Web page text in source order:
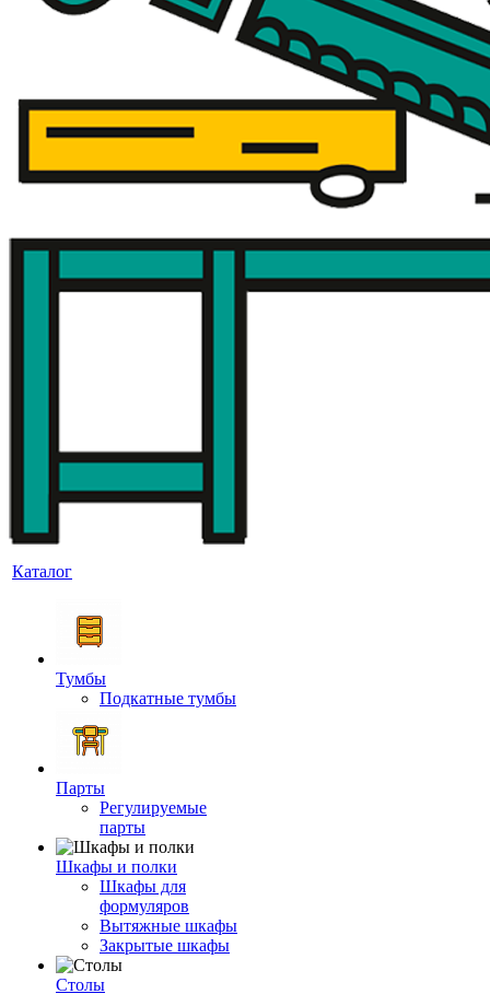
Каталог
Тумбы
Подкатные тумбы
Парты
Регулируемые
парты
Шкафы и полки
Шкафы для
формуляров
Вытяжные шкафы
Закрытые шкафы
Столы